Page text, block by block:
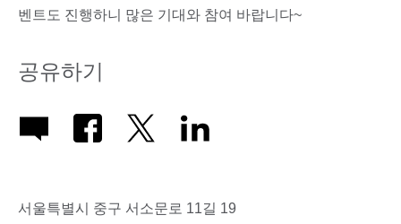
벤트도 진행하니 많은 기대와 참여 바랍니다~
공유하기
서울특별시 중구 서소문로 11길 19